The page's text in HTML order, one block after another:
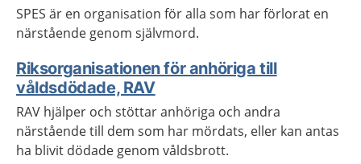
SPES är en organisation för alla som har förlorat en
närstående genom självmord.
Riksorganisationen för anhöriga till
våldsdödade, RAV
RAV hjälper och stöttar anhöriga och andra
närstående till dem som har mördats, eller kan antas
ha blivit dödade genom våldsbrott.